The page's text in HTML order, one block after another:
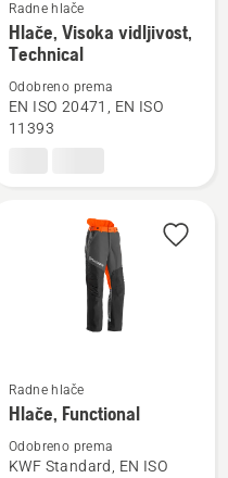
Pogledajte
više
detalja
Hlače,
Radne hlače
Hlače, Visoka vidljivost,
Technical
Odobreno prema
EN ISO 20471, EN ISO
11393
Pogledajte
više
detalja
Radne hlače
Hlače, Functional
Odobreno prema
KWF Standard, EN ISO